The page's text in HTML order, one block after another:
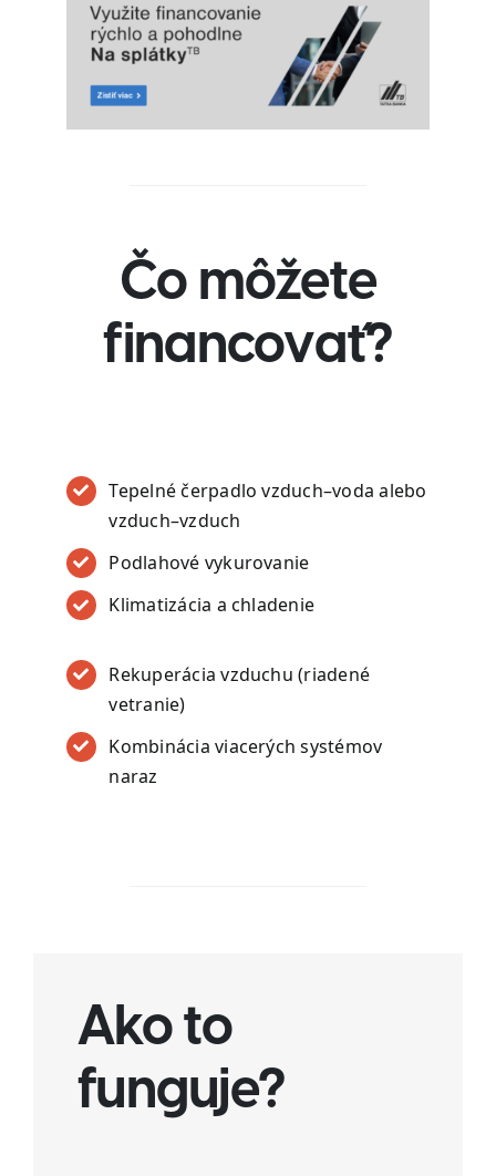
Čo môžete
financovať?
Tepelné čerpadlo vzduch–voda alebo
vzduch–vzduch
Podlahové vykurovanie
Klimatizácia a chladenie
Rekuperácia vzduchu (riadené
vetranie)
Kombinácia viacerých systémov
naraz
Ako to
funguje?